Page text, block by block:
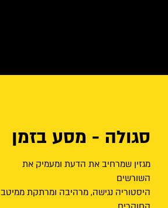
סגולה - מסע בזמן
מגזין שמרחיב את הדעת ומעמיק את
השורשים
היסטוריה נגישה, מרהיבה ומרתקת ממיטב